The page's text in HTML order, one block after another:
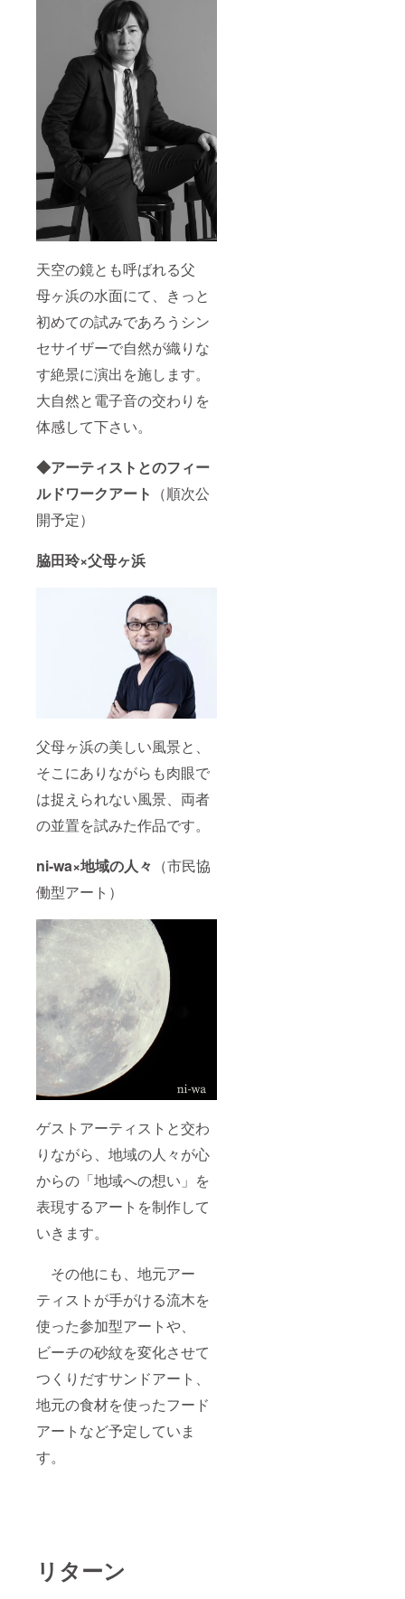
天空の鏡とも呼ばれる父
母ヶ浜の水面にて、きっと
初めての試みであろうシン
セサイザーで自然が織りな
す絶景に演出を施します。
大自然と電子音の交わりを
体感して下さい。
◆アーティストとのフィー
ルドワークアート （順次公
開予定）
脇田玲×父母ヶ浜
父母ヶ浜の美しい風景と、
そこにありながらも肉眼で
は捉えられない風景、両者
の並置を試みた作品です。
ni-wa×地域の人々 （市民協
働型アート）
ゲストアーティストと交わ
りながら、地域の人々が心
からの「地域への想い」を
表現するアートを制作して
いきます。
その他にも、地元アー
ティストが手がける流木を
使った参加型アートや、
ビーチの砂紋を変化させて
つくりだすサンドアート、
地元の食材を使ったフード
アートなど予定していま
す。
リターン